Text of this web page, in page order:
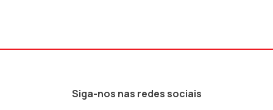
Siga-nos nas redes sociais